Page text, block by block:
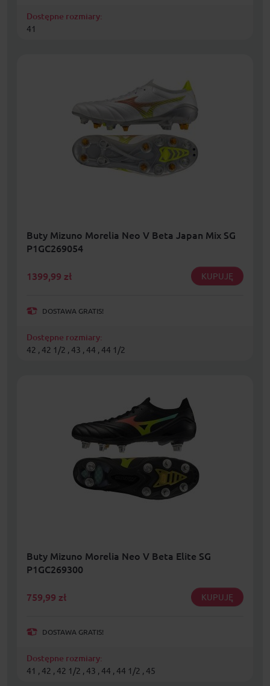
Dostępne rozmiary:
41
Buty Mizuno Morelia Neo V Beta Japan Mix SG
P1GC269054
1399,99 zł KUPUJĘ
DOSTAWA GRATIS!
Dostępne rozmiary:
42 , 42 1/2 , 43 , 44 , 44 1/2
Buty Mizuno Morelia Neo V Beta Elite SG
P1GC269300
759,99 zł KUPUJĘ
DOSTAWA GRATIS!
Dostępne rozmiary:
41 , 42 , 42 1/2 , 43 , 44 , 44 1/2 , 45